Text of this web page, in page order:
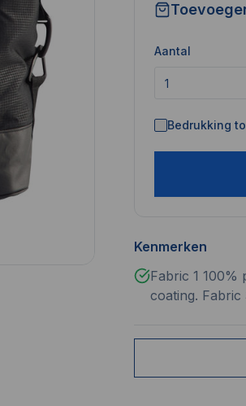
Aantal
Bedrukking
Kenmerken
Fabric 1 100%
coating. Fabric